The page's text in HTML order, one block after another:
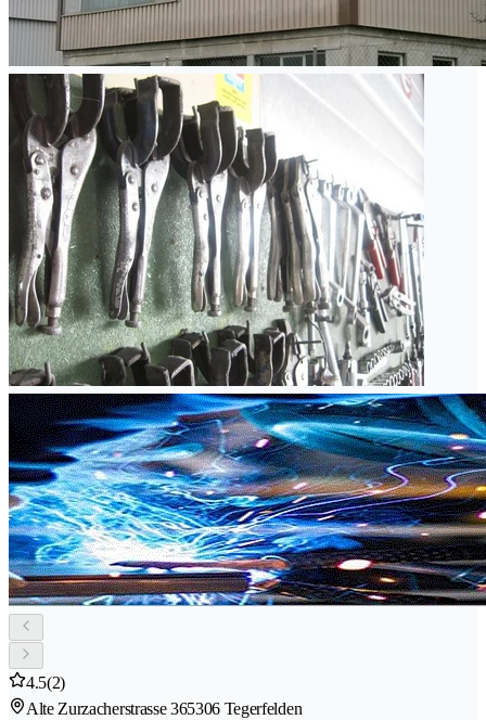
4.5(2)
Alte Zurzacherstrasse 365306 Tegerfelden